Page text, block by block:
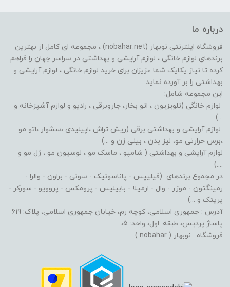
درباره ما
فروشگاه اینترنتی نوبهار (nobahar.net) ، مجموعه ای کامل از بهترین
برندهای لوازم خانگی ، لوازم آرایشی و بهداشتی در سراسر جهان را فراهم
کرده تا نیاز یکایک شما عزیزان برای خرید لوازم خانگی ، لوازم آرایشی و
بهداشتی را بر آورده نماید.
این مجموعه شامل:
لوازم خانگی (تلویزیون ، اتو بخار، جاروبرقی ، رادیو و لوازم آشپزخانه و
...)
لوازم آرایشی و بهداشتی برقی (ریش تراش ،اپیلیدی ،سشوار ،اتو مو
،برس حرارتی مو، لیز بدن ، بینی زن و ...)
لوازم آرایشی و بهداشتی ( شامپو ، ماسک مو ، لوسیون مو ، ژل مو و
....)
در مجموع برندهای (فیلیپس - پاناسونیک - سونی - براون - والرا -
رمینگتون - موزر - وال - ارمیلا - بابیلیس - پرومکس - پروویو - سورکر -
پریتک و ...)
آدرس : جمهوری اسلامی، کوچه رم، خیابان جمهوری اسلامی، پلاک: 619
پاساژ پردیس، طبقه: اول، واحد: 5،
فروشگاه : نوبهار ( nobahar )